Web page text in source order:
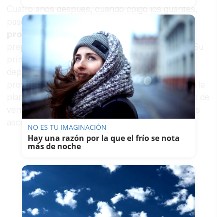
Cuatro años después, cuando colgó los guantes,
pasó a ejercer como
director deportivo del
propio Xerez DFC, un rol para el que llevaba
preparándose sin saberlo desde mucho antes. Su
primera temporada al frente de la dirección
deportiva fue en División de Honor, con un
presupuesto de apenas 100.000 euros para toda la
plantilla. El resultado: campeones con 10 puntos de
ventaja sobre el segundo. Después vinieron más
ascensos, Copa del Rey, títulos de grupo.
NO ES TU IMAGINACIÓN
Hay una razón por la que el frío se nota
más de noche